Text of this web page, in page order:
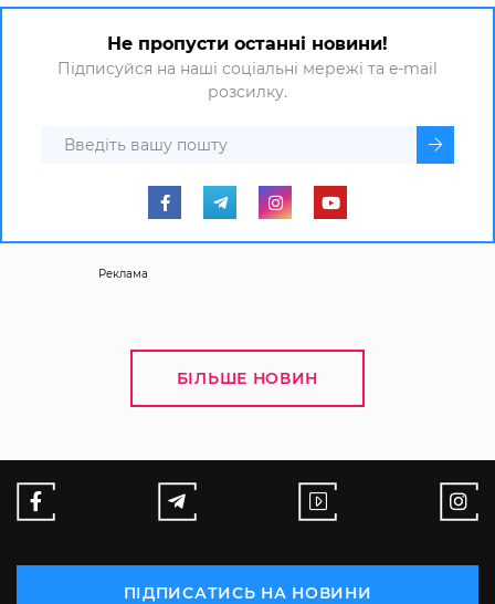
Не пропусти останні новини!
Підписуйся на наші соціальні мережі та e-mail
розсилку.
Реклама
БІЛЬШЕ НОВИН
ПІДПИСАТИСЬ НА НОВИНИ